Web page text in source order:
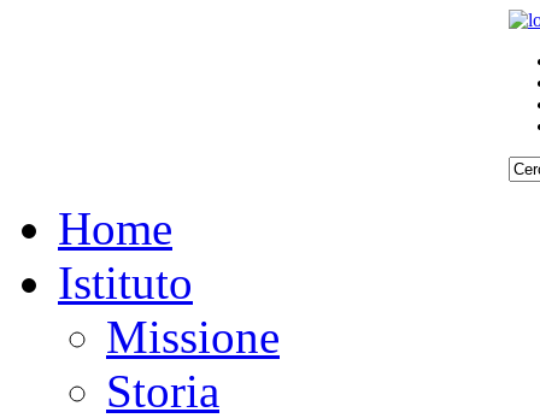
Home
Istituto
Missione
Storia